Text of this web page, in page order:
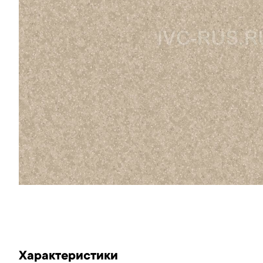
Характеристики